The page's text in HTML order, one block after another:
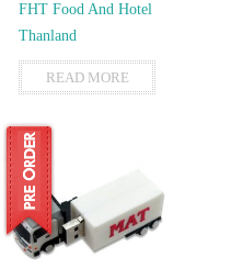
FHT Food And Hotel
Thanland
READ MORE